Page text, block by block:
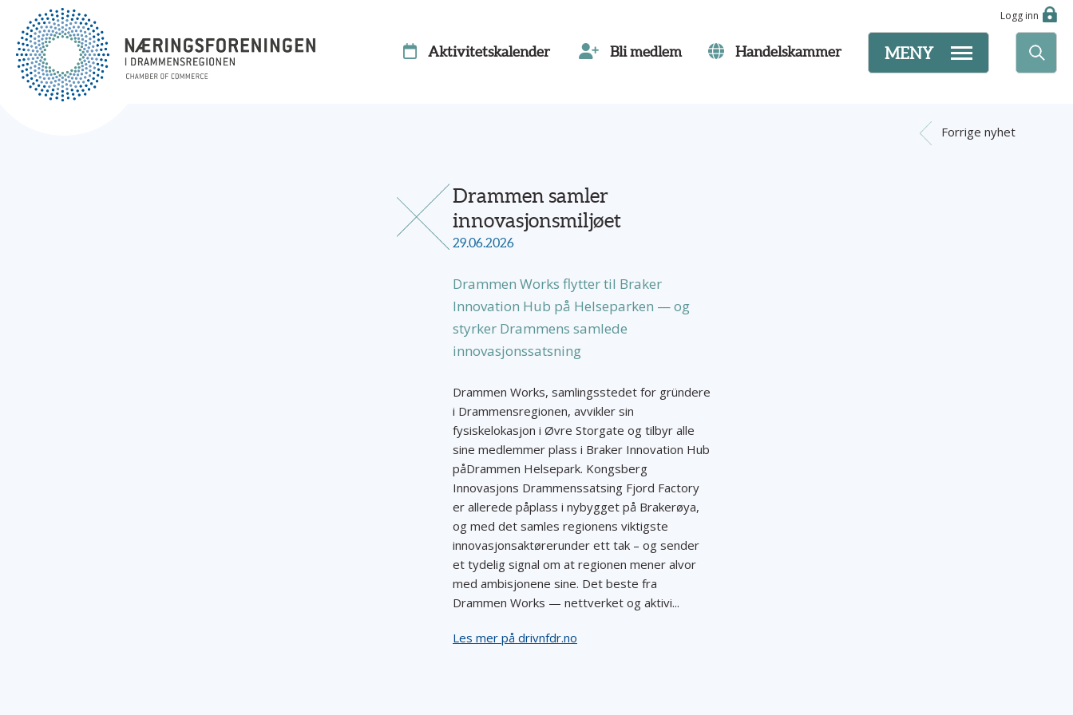
Logg inn
MENY
Aktivitetskalender Bli medlem Handelskammer
Forrige nyhet
Drammen samler
innovasjonsmiljøet
29.06.2026
Drammen Works flytter til Braker
Innovation Hub på Helseparken — og
styrker Drammens samlede
innovasjonssatsning
Drammen Works, samlingsstedet for gründere
i Drammensregionen, avvikler sin
fysiskelokasjon i Øvre Storgate og tilbyr alle
sine medlemmer plass i Braker Innovation Hub
påDrammen Helsepark. Kongsberg
Innovasjons Drammenssatsing Fjord Factory
er allerede påplass i nybygget på Brakerøya,
og med det samles regionens viktigste
innovasjonsaktørerunder ett tak – og sender
et tydelig signal om at regionen mener alvor
med ambisjonene sine. Det beste fra
Drammen Works — nettverket og aktivi...
Les mer på drivnfdr.no